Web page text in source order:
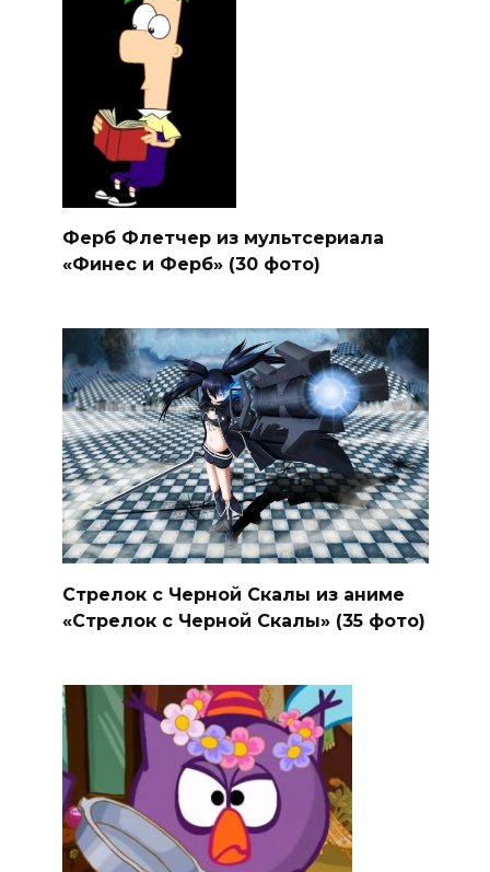
Ферб Флетчер из мультсериала
«Финес и Ферб» (30 фото)
Стрелок с Черной Скалы из аниме
«Стрелок с Черной Скалы» (35 фото)